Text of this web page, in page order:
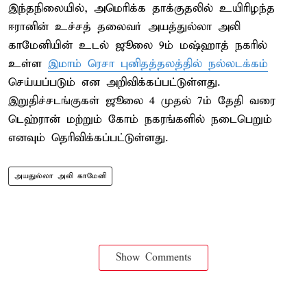
இந்தநிலையில், அமெரிக்க தாக்குதலில் உயிரிழந்த
ஈரானின் உச்சத் தலைவர் அயத்துல்லா அலி
காமேனியின் உடல் ஜூலை 9ம் மஷ்ஹாத் நகரில்
உள்ள இமாம் ரெசா புனிதத்தலத்தில் நல்லடக்கம்
செய்யப்படும் என அறிவிக்கப்பட்டுள்ளது.
இறுதிச்சடங்குகள் ஜூலை 4 முதல் 7ம் தேதி வரை
டெஹ்ரான் மற்றும் கோம் நகரங்களில் நடைபெறும்
எனவும் தெரிவிக்கப்பட்டுள்ளது.
அயதுல்லா அலி காமேனி
Show Comments